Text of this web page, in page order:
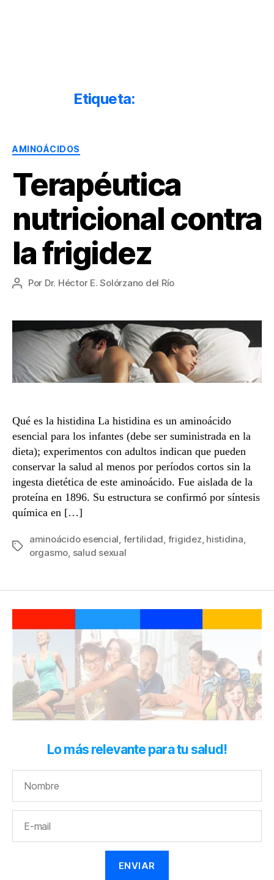
Salud
Nutrición
Etiqueta:
AMINOÁCIDOS
Terapéutica
nutricional contra
la frigidez
Autor
entrada
Por Dr. Héctor E. Solórzano del Río
Qué es la histidina La histidina es un aminoácido
esencial para los infantes (debe ser suministrada en la
dieta); experimentos con adultos indican que pueden
conservar la salud al menos por períodos cortos sin la
ingesta dietética de este aminoácido. Fue aislada de la
proteína en 1896. Su estructura se confirmó por síntesis
química en […]
Etiquetas
aminoácido esencial, fertilidad, frigidez, histidina,
orgasmo, salud sexual
Lo más relevante para tu salud!